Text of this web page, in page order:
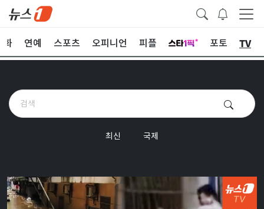
화 연예 스포츠 오피니언 피플 포토 TV
최신 국제